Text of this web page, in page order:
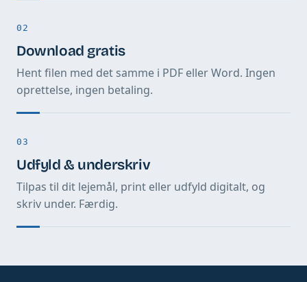
02
Download gratis
Hent filen med det samme i PDF eller Word. Ingen
oprettelse, ingen betaling.
03
Udfyld & underskriv
Tilpas til dit lejemål, print eller udfyld digitalt, og
skriv under. Færdig.